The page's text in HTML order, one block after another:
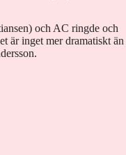
och AC ringde och
är inget mer dramatiskt än